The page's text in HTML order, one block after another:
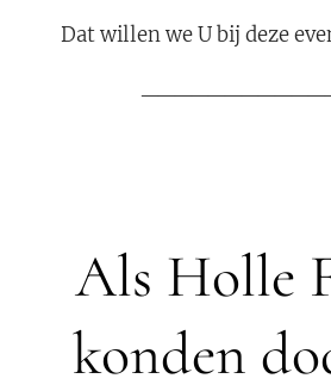
Dat willen we U bij deze
Als Holle
konden